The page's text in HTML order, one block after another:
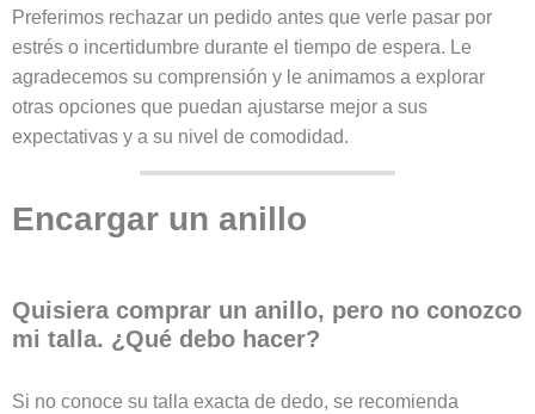
Preferimos rechazar un pedido antes que verle pasar por
estrés o incertidumbre durante el tiempo de espera. Le
agradecemos su comprensión y le animamos a explorar
otras opciones que puedan ajustarse mejor a sus
expectativas y a su nivel de comodidad.
Encargar un anillo
Quisiera comprar un anillo, pero no conozco
mi talla. ¿Qué debo hacer?
Si no conoce su talla exacta de dedo, se recomienda